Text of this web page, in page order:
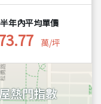
半年內平均單價
萬/坪